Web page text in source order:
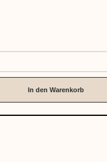
In den Warenkorb